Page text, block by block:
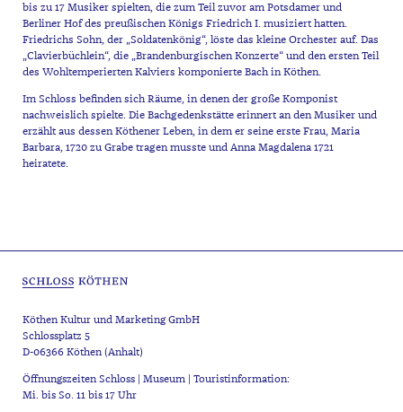
bis zu 17 Musiker spielten, die zum Teil zuvor am Potsdamer und
Berliner Hof des preußischen Königs Friedrich I. musiziert hatten.
Friedrichs Sohn, der „Soldatenkönig“, löste das kleine Orchester auf. Das
„Clavierbüchlein“, die „Brandenburgischen Konzerte“ und den ersten Teil
des Wohltemperierten Kalviers komponierte Bach in Köthen.
Im Schloss befinden sich Räume, in denen der große Komponist
nachweislich spielte. Die Bachgedenkstätte erinnert an den Musiker und
erzählt aus dessen Köthener Leben, in dem er seine erste Frau, Maria
Barbara, 1720 zu Grabe tragen musste und Anna Magdalena 1721
heiratete.
Köthen Kultur und Marketing GmbH
Schlossplatz 5
D-06366 Köthen (Anhalt)
Öffnungszeiten Schloss | Museum | Touristinformation:
Mi. bis So. 11 bis 17 Uhr